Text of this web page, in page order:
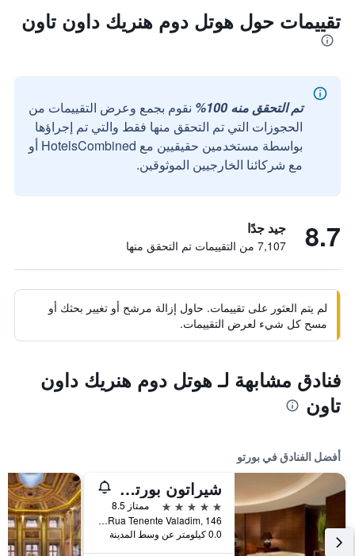
تقييمات حول هوتل دوم هنريك داون تاون
تم التحقق منه 100%
نقوم بجمع وعرض التقييمات من
الحجوزات التي تم التحقق منها فقط والتي تم إجراؤها
بواسطة مستخدمين حقيقيين مع HotelsCombined أو
مع شركائنا الخارجيين الموثوقين.
8.7 جيد جدًا
7,107 من التقييمات تم التحقق منها
لم يتم العثور على تقييمات. حاول إزالة مرشح أو تغيير بحثك أو
مسح كل شيء لعرض التقييمات.
فنادق مشابهة لـ هوتل دوم هنريك داون
تاون
أفضل الفنادق في بورتو
شيراتون بورتو هوتل آند سبا
5 نجوم
ممتاز 8.5
Rua Tenente Valadim, 146, بورتو, محافظة بورتو, البرتغال
0.0 كيلومتر عن وسط المدينة